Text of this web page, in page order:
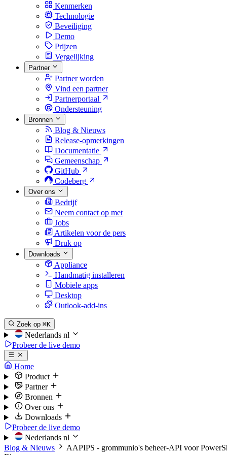
Kenmerken
Technologie
Beveiliging
Demo
Prijzen
Vergelijking
Partner
Partner worden
Vind een partner
Partnerportaal
Ondersteuning
Bronnen
Blog & Nieuws
Release-opmerkingen
Documentatie
Gemeenschap
GitHub
Codeberg
Over ons
Bedrijf
Neem contact op met
Jobs
Artikelen voor de pers
Druk op
Downloads
Appliance
Handmatig installeren
Mobiele apps
Desktop
Outlook-add-ins
Zoek op ⌘K
Nederlands nl
Probeer de live demo
Home
Product
Partner
Bronnen
Over ons
Downloads
Probeer de live demo
Nederlands nl
Blog & Nieuws
AAPIPS - grommunio's beheer-API voor